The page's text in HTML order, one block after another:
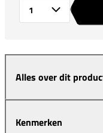
Alles over dit
Kenmerken